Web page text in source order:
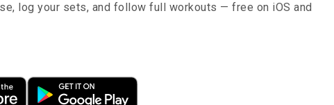
log your sets, and follow full workouts — free on iOS and